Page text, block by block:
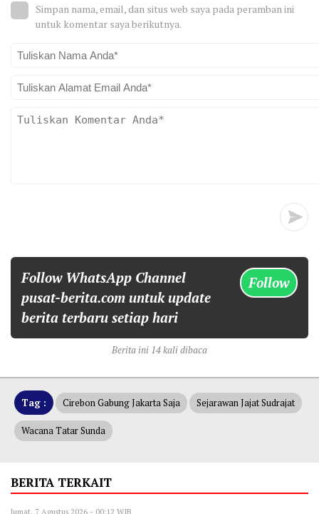
Simpan nama, email, dan situs web saya pada peramban ini
untuk komentar saya berikutnya.
Follow WhatsApp Channel
pusat-berita.com untuk update
berita terbaru setiap hari
Follow
Berita ini 14 kali dibaca
Tag : Cirebon Gabung Jakarta Saja Sejarawan Jajat Sudrajat
Wacana Tatar Sunda
BERITA TERKAIT
Jumat, 7 Agustus 2026 - 00:12 WIB